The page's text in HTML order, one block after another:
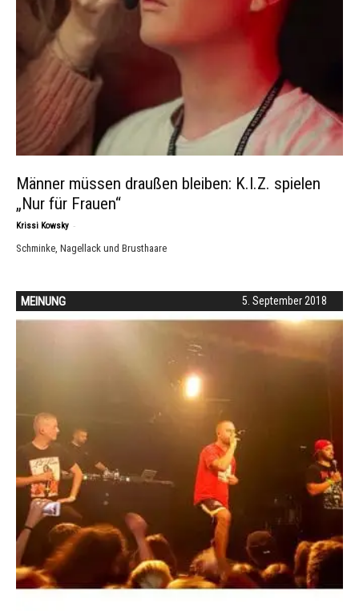
Männer müssen draußen bleiben: K.I.Z. spielen
„Nur für Frauen“
Krissi Kowsky -
Schminke, Nagellack und Brusthaare
5. September 2018
MEINUNG